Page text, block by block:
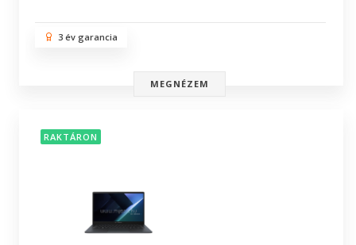
3 év garancia
MEGNÉZEM
RAKTÁRON